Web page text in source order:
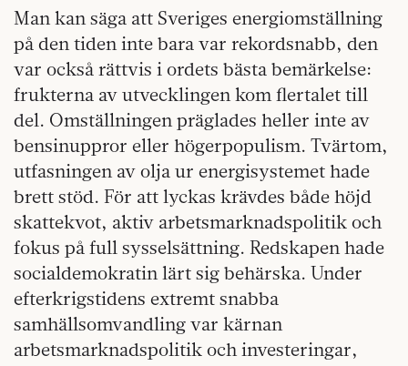
Man kan säga att Sveriges energiomställning
på den tiden inte bara var rekordsnabb, den
var också rättvis i ordets bästa bemärkelse:
frukterna av utvecklingen kom flertalet till
del. Omställningen präglades heller inte av
bensinuppror eller högerpopulism. Tvärtom,
utfasningen av olja ur energisystemet hade
brett stöd. För att lyckas krävdes både höjd
skattekvot, aktiv arbetsmarknadspolitik och
fokus på full sysselsättning. Redskapen hade
socialdemokratin lärt sig behärska. Under
efterkrigstidens extremt snabba
samhällsomvandling var kärnan
arbetsmarknadspolitik och investeringar,